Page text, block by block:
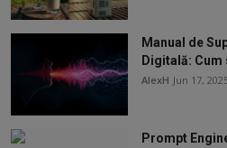
Manual de
Digitală: Cum
AlexH Jun 17,
Prompt